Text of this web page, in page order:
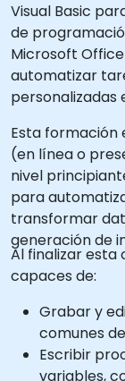
Visual Basic
de
Microsoft
automatizar
personalizadas
Esta formación
(en línea o
nivel
para
transformar
generación de
Al finalizar
capaces de:
Grabar y
comunes
Escribir
variables,